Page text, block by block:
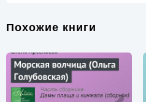
Похожие книги